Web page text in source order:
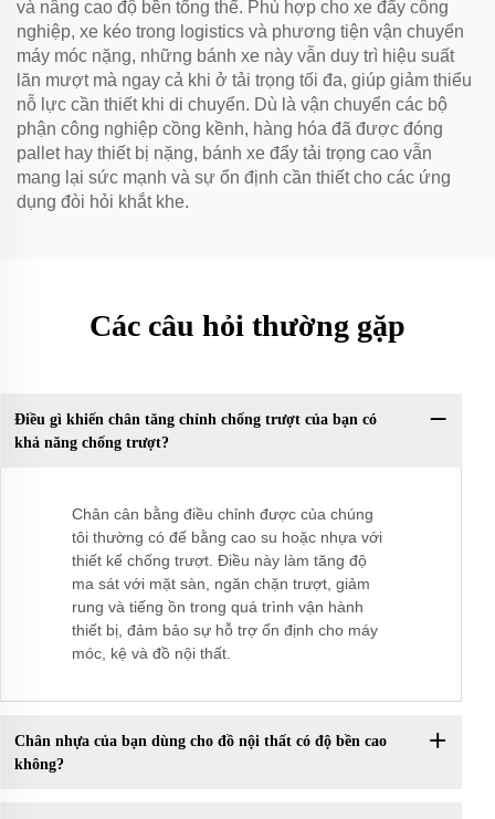
và nâng cao độ bền tổng thể. Phù hợp cho xe đẩy công
nghiệp, xe kéo trong logistics và phương tiện vận chuyển
máy móc nặng, những bánh xe này vẫn duy trì hiệu suất
lăn mượt mà ngay cả khi ở tải trọng tối đa, giúp giảm thiểu
nỗ lực cần thiết khi di chuyển. Dù là vận chuyển các bộ
phận công nghiệp cồng kềnh, hàng hóa đã được đóng
pallet hay thiết bị nặng, bánh xe đẩy tải trọng cao vẫn
mang lại sức mạnh và sự ổn định cần thiết cho các ứng
dụng đòi hỏi khắt khe.
Các câu hỏi thường gặp
Điều gì khiến chân tăng chỉnh chống trượt của bạn có
khả năng chống trượt?
Chân cân bằng điều chỉnh được của chúng
tôi thường có đế bằng cao su hoặc nhựa với
thiết kế chống trượt. Điều này làm tăng độ
ma sát với mặt sàn, ngăn chặn trượt, giảm
rung và tiếng ồn trong quá trình vận hành
thiết bị, đảm bảo sự hỗ trợ ổn định cho máy
móc, kệ và đồ nội thất.
Chân nhựa của bạn dùng cho đồ nội thất có độ bền cao
không?